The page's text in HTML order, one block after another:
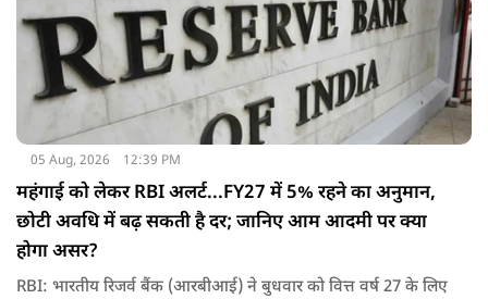
05 Aug, 2026 12:39 PM
महंगाई को लेकर RBI अलर्ट...FY27 में 5% रहने का अनुमान,
छोटी अवधि में बढ़ सकती है दर; जानिए आम आदमी पर क्‍या
होगा असर?
RBI: भारतीय रिजर्व बैंक (आरबीआई) ने बुधवार को वित्त वर्ष 27 के लिए